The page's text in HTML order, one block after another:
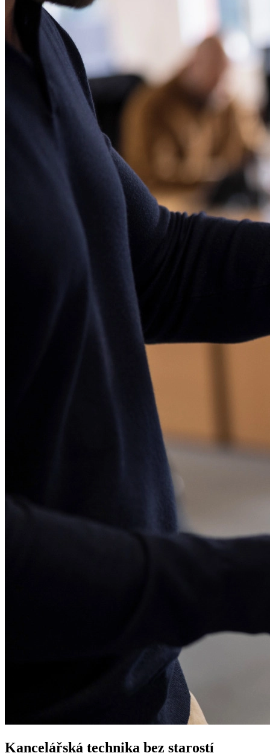
Kancelářská technika bez starostí